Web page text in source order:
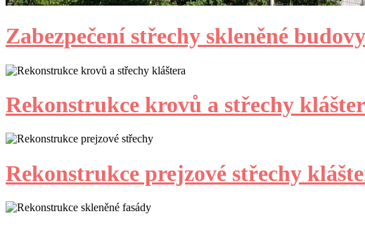
Zabezpečení střechy skleněné
Rekonstrukce krovů a střechy
Rekonstrukce prejzové střechy